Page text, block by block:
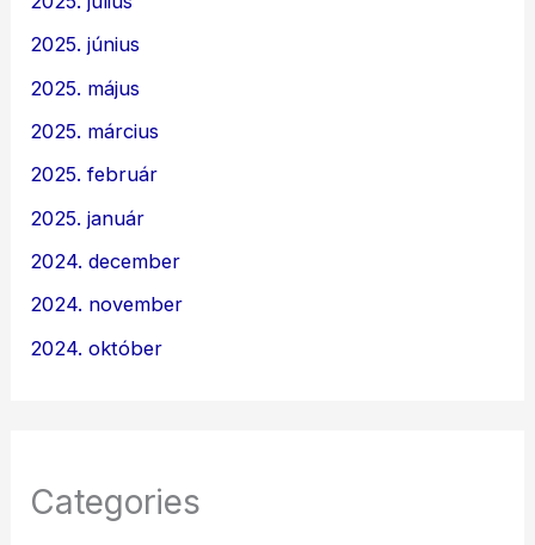
2025. június
2025. május
2025. március
2025. február
2025. január
2024. december
2024. november
2024. október
Categories